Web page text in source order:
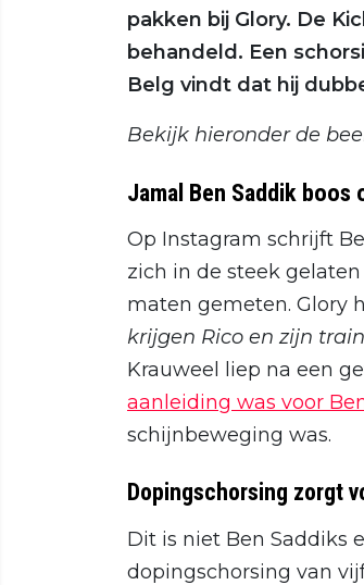
pakken bij Glory. De
behandeld. Een
Belg vindt dat hij
Bekijk hieronder de
Jamal Ben Saddik
Op Instagram schrijft
zich in de steek
maten gemeten. Glory
krijgen Rico en zijn
Krauweel liep na een
aanleiding was voor
schijnbeweging was.
Dopingschorsing zorgt
Dit is niet Ben Saddiks
dopingschorsing van